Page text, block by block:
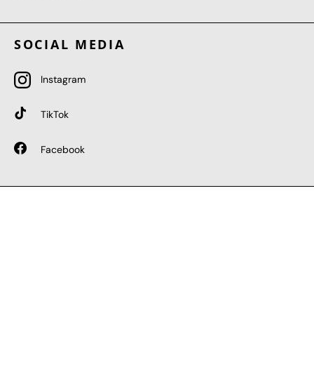
SOCIAL MEDIA
Instagram
TikTok
Facebook